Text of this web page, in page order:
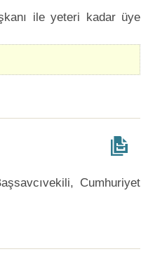
ile yeteri kadar üye
Cumhuriyet